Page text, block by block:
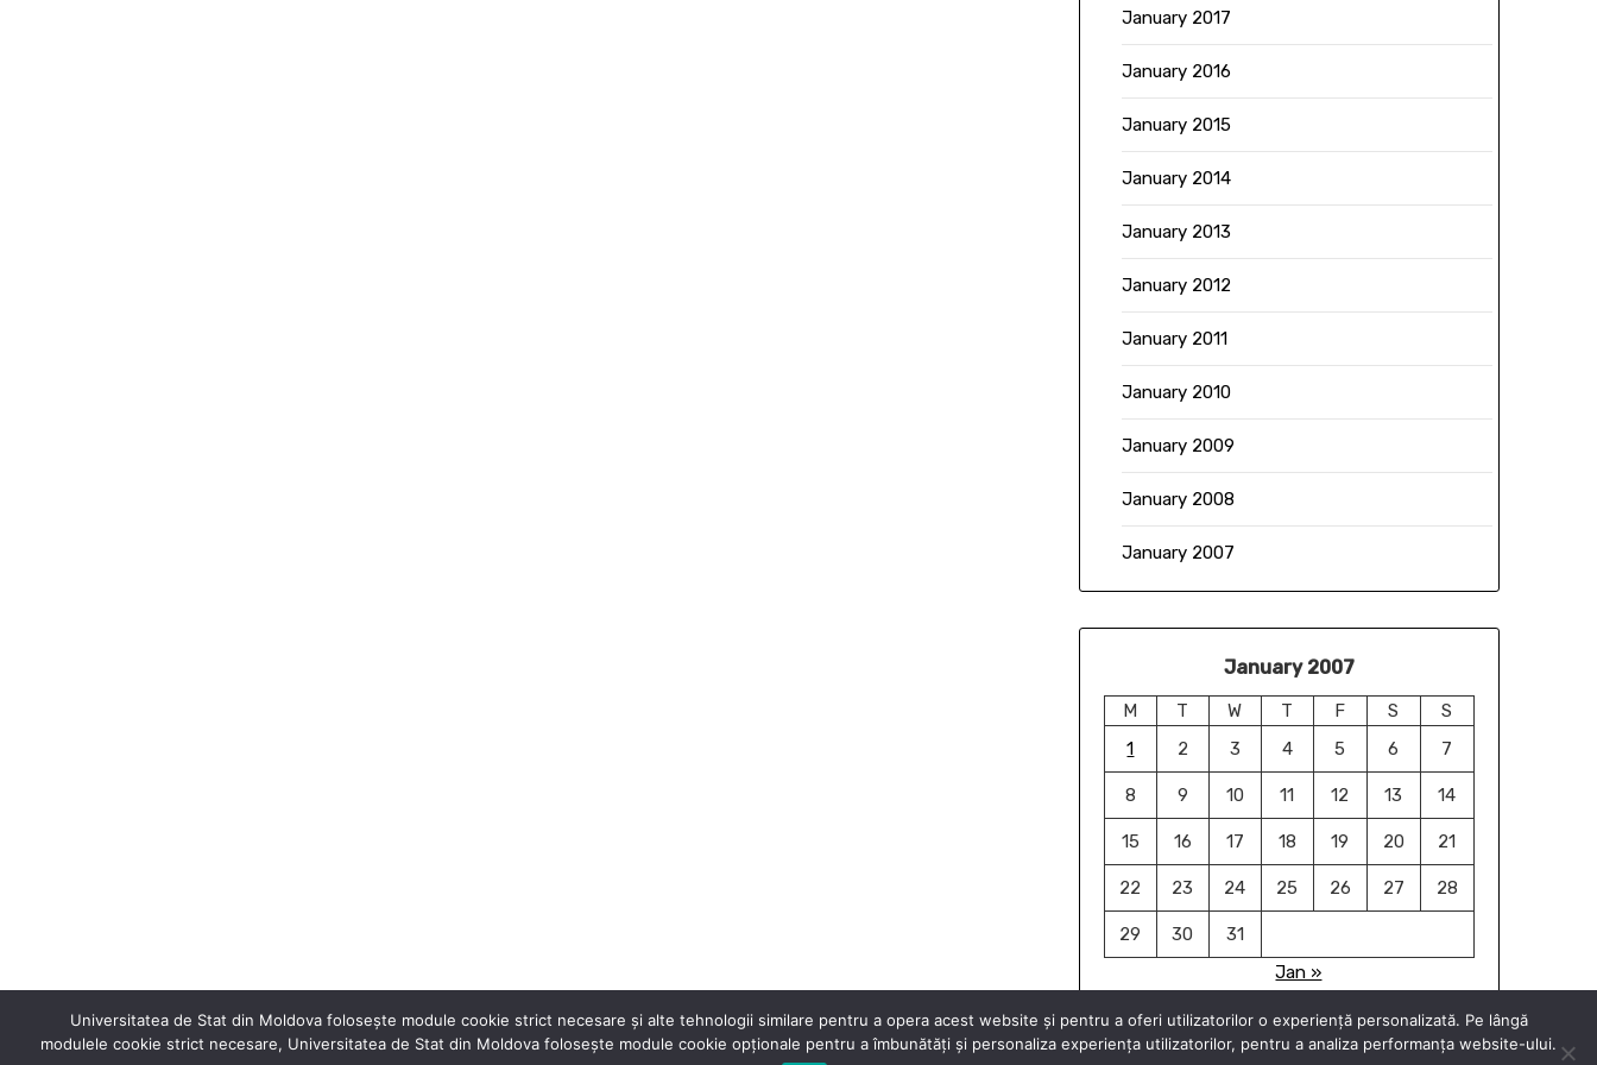
January 2017
January 2016
January 2015
January 2014
January 2013
January 2012
January 2011
January 2010
January 2009
January 2008
January 2007
January 2007
M T W T F S
S
1
2 3 4 5 6 7
8 9 10 11 12 13 14
15 16 17 18 19 20 21
22 23 24 25 26 27 28
29 30
31
Jan »
Universitatea de Stat din Moldova folosește module cookie strict necesare și alte tehnologii similare pentru a opera acest website și pentru a oferi utilizatorilor o experiență personalizată. Pe lângă
modulele cookie strict necesare, Universitatea de Stat din Moldova folosește module cookie opționale pentru a îmbunătăți și personaliza experiența utilizatorilor, pentru a analiza performanța website-ului.